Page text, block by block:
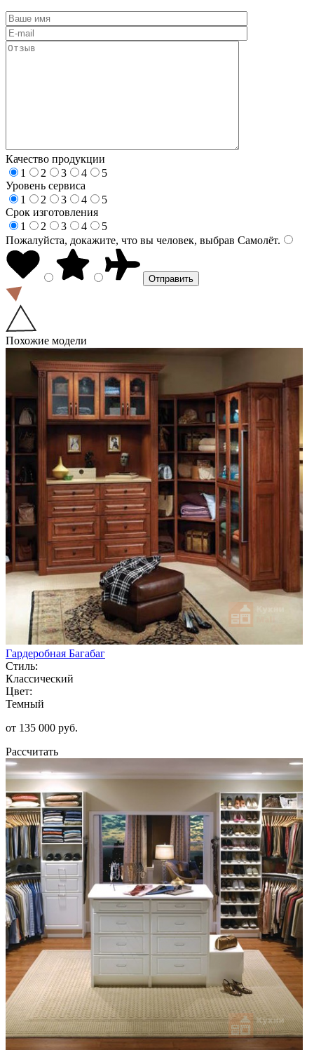
Качество продукции
1
2 3 4
5
Уровень сервиса
1
2 3 4
5
Срок изготовления
1
2 3 4
5
Пожалуйста, докажите, что вы человек, выбрав Самолёт.
Похожие модели
Гардеробная Багабаг
Стиль:
Классический
Цвет:
Темный
от 135 000 руб.
Рассчитать